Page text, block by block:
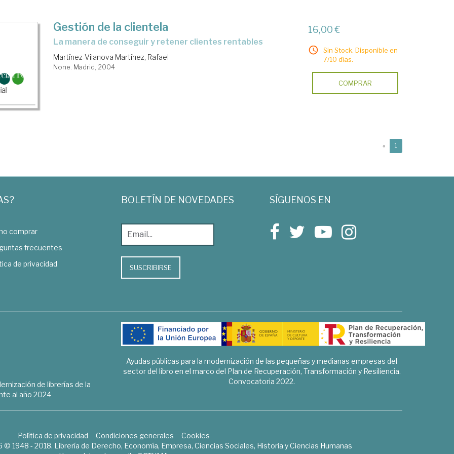
Gestión de la clientela
la manera de conseguir y retener clientes rentables
Martínez-Vilanova Martínez, Rafael
None. Madrid, 2004
16,00 €
Sin Stock. Disponible en
7/10 días.
COMPRAR
« 1
comprar
frecuentes
de privacidad
BOLETÍN DE NOVEDADES
SUSCRIBIRSE
SÍGUENOS EN
de librerías de la
al año 2024
Ayudas públicas para la modernización de las pequeñas y medianas empresas del
sector del libro en el marco del Plan de Recuperación, Transformación y Resiliencia.
Convocatoria 2022.
Política de privacidad Condiciones generales
Cookies
1948 - 2018. Librería de Derecho, Economía, Empresa, Ciencias Sociales, Historia y Ciencias Humanas